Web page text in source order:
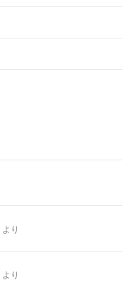
より
より